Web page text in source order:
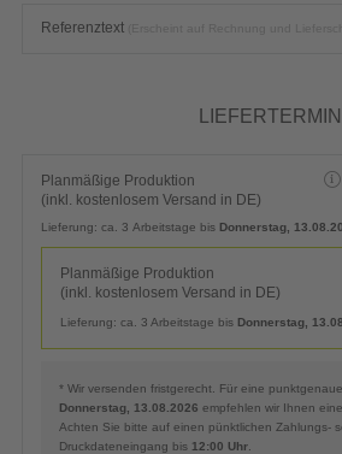
Referenztext
LIEFERTERMIN
Planmäßige Produktion
(inkl. kostenlosem Versand in DE)
Lieferung: ca. 3 Arbeitstage bis Donnerstag,
Planmäßige Produktion
(inkl. kostenlosem Versand in DE)
Lieferung: ca. 3 Arbeitstage bis Donnerstag,
* Wir versenden fristgerecht. Für eine
Donnerstag, 13.08.2026 empfehlen wir Ihnen
Achten Sie bitte auf einen pünktlichen Zahlungs-
Druckdateneingang bis 12:00 Uhr